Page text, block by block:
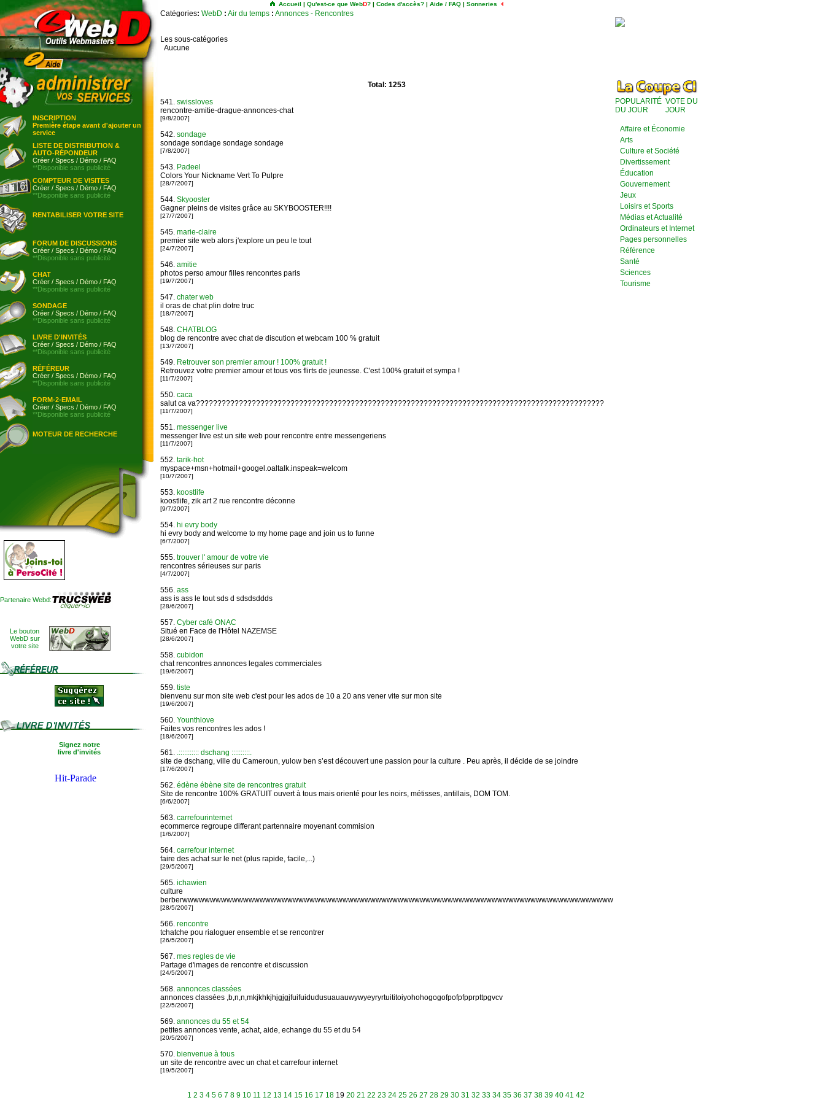
INSCRIPTION
Première étape avant d'ajouter un
service
LISTE DE DISTRIBUTION &
AUTO-RÉPONDEUR
Créer / Specs / Démo / FAQ
**Disponible sans publicité
COMPTEUR DE VISITES
Créer / Specs / Démo / FAQ
**Disponible sans publicité
RENTABILISER VOTRE SITE
FORUM DE DISCUSSIONS
Créer / Specs / Démo / FAQ
**Disponible sans publicité
CHAT
Créer / Specs / Démo / FAQ
**Disponible sans publicité
SONDAGE
Créer / Specs / Démo / FAQ
**Disponible sans publicité
LIVRE D'INVITÉS
Créer / Specs / Démo / FAQ
**Disponible sans publicité
RÉFÉREUR
Créer / Specs / Démo / FAQ
**Disponible sans publicité
FORM-2-EMAIL
Créer / Specs / Démo / FAQ
**Disponible sans publicité
MOTEUR DE RECHERCHE
Partenaire Webd:
Le bouton
WebD sur
votre site
Signez notre
livre d'invités
Accueil | Qu'est-ce que WebD? | Codes d'accès? | Aide / FAQ | Sonneries
Catégories: WebD : Air du temps : Annonces - Rencontres
Les sous-catégories
Aucune
Total: 1253
541. swissloves
rencontre-amitie-drague-annonces-chat
[9/8/2007]
542. sondage
sondage sondage sondage sondage
[7/8/2007]
543. Padeel
Colors Your Nickname Vert To Pulpre
[28/7/2007]
544. Skyooster
Gagner pleins de visites grâce au SKYBOOSTER!!!!
[27/7/2007]
545. marie-claire
premier site web alors j'explore un peu le tout
[24/7/2007]
546. amitie
photos perso amour filles renconrtes paris
[19/7/2007]
547. chater web
il oras de chat plin dotre truc
[18/7/2007]
548. CHATBLOG
blog de rencontre avec chat de discution et webcam 100 % gratuit
[13/7/2007]
549. Retrouver son premier amour ! 100% gratuit !
Retrouvez votre premier amour et tous vos flirts de jeunesse. C'est 100% gratuit et sympa !
[11/7/2007]
550. caca
salut ca va???????????????????????????????????????????????????????????????????????????????????????????????
[11/7/2007]
551. messenger live
messenger live est un site web pour rencontre entre messengeriens
[11/7/2007]
552. tarik-hot
myspace+msn+hotmail+googel.oaltalk.inspeak=welcom
[10/7/2007]
553. koostlife
koostlife, zik art 2 rue rencontre déconne
[9/7/2007]
554. hi evry body
hi evry body and welcome to my home page and join us to funne
[6/7/2007]
555. trouver l' amour de votre vie
rencontres sérieuses sur paris
[4/7/2007]
556. ass
ass is ass le tout sds d sdsdsddds
[28/6/2007]
557. Cyber café ONAC
Situé en Face de l'Hôtel NAZEMSE
[28/6/2007]
558. cubidon
chat rencontres annonces legales commerciales
[19/6/2007]
559. tiste
bienvenu sur mon site web c'est pour les ados de 10 a 20 ans vener vite sur mon site
[19/6/2007]
560. Younthlove
Faites vos rencontres les ados !
[18/6/2007]
561. .::::::::::: dschang ::::::::::.
site de dschang, ville du Cameroun, yulow ben s’est découvert une passion pour la culture . Peu après, il décide de se joindre
[17/6/2007]
562. édène ébène site de rencontres gratuit
Site de rencontre 100% GRATUIT ouvert à tous mais orienté pour les noirs, métisses, antillais, DOM TOM.
[6/6/2007]
563. carrefourinternet
ecommerce regroupe differant partennaire moyenant commision
[1/6/2007]
564. carrefour internet
faire des achat sur le net (plus rapide, facile,...)
[29/5/2007]
565. ichawien
culture
berberwwwwwwwwwwwwwwwwwwwwwwwwwwwwwwwwwwwwwwwwwwwwwwwwwwwwwwwwwwwwwwwwwwwwwwwwwwwwww
[28/5/2007]
566. rencontre
tchatche pou rialoguer ensemble et se rencontrer
[26/5/2007]
567. mes regles de vie
Partage d'images de rencontre et discussion
[24/5/2007]
568. annonces classées
annonces classées ,b,n,n,mkjkhkjhjgjgjfuifuidudusuauauwywyeyryrtuititoiyohohogogofpofpfpprpttpgvcv
[22/5/2007]
569. annonces du 55 et 54
petites annonces vente, achat, aide, echange du 55 et du 54
[20/5/2007]
570. bienvenue à tous
un site de rencontre avec un chat et carrefour internet
[19/5/2007]
1 2 3 4 5 6 7 8 9 10 11 12 13 14 15 16 17 18 19 20 21 22 23 24 25 26 27 28 29 30 31 32 33 34 35 36 37 38 39 40 41 42
POPULARITÉ
DU JOUR
VOTE DU
JOUR
Affaire et Économie
Arts
Culture et Société
Divertissement
Éducation
Gouvernement
Jeux
Loisirs et Sports
Médias et Actualité
Ordinateurs et Internet
Pages personnelles
Référence
Santé
Sciences
Tourisme